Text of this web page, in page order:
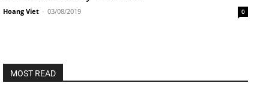
Hoang Viet - 03/08/2019 0
MOST READ